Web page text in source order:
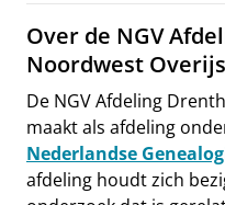
Over de NGV
Noordwest
De NGV Afdeling
maakt als afdeling
Nederlandse
afdeling houdt zich